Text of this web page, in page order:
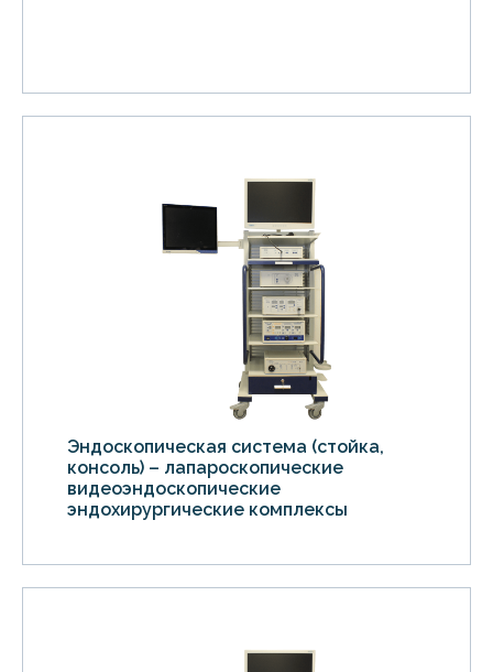
Эндоскопическая система (стойка,
консоль) – лапароскопические
видеоэндоскопические
эндохирургические комплексы